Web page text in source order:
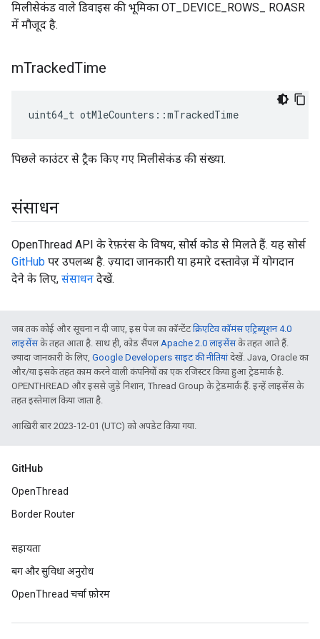
मिलीसेकंड वाले डिवाइस की भूमिका OT_DEVICE_ROWS_ ROASR
में मौजूद है.
mTrackedTime
uint64_t otMleCounters ::mTrackedTime
पिछले काउंटर से ट्रैक किए गए मिलीसेकंड की संख्या.
संसाधन
OpenThread API के रेफ़रंस के विषय, सोर्स कोड से मिलते हैं. यह सोर्स
GitHub पर उपलब्ध है. ज़्यादा जानकारी या हमारे दस्तावेज़ में योगदान
देने के लिए, संसाधन देखें.
जब तक कोई और सूचना न दी जाए, इस पेज का कॉन्टेंटक्रिएटिव कॉमंस एट्रिब्यूशन 4.0
लाइसेंसके तहत आता है. साथ ही, कोड सैंपलApache 2.0 लाइसेंसके तहत आते हैं.
ज़्यादा जानकारी के लिए, Google Developers साइट की नीतियांदेखें. Java, Oracle का
और/या इसके तहत काम करने वाली कंपनियों का एक रजिस्टर किया हुआ ट्रेडमार्क है.
OPENTHREAD और इससे जुड़े निशान, Thread Group के ट्रेडमार्क हैं. इन्हें लाइसेंस के
तहत इस्तेमाल किया जाता है.
आखिरी बार 2023-12-01 (UTC) को अपडेट किया गया.
GitHub
OpenThread
Border Router
सहायता
बग और सुविधा अनुरोध
OpenThread चर्चा फ़ोरम